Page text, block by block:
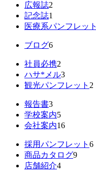
広報誌2
記念誌1
医療系パンフレット
ブログ6
社員必携2
ハサ*メル3
観光パンフレット 2
報告書3
学校案内5
会社案内16
採用パンフレット 6
商品カタログ9
店舗紹介4